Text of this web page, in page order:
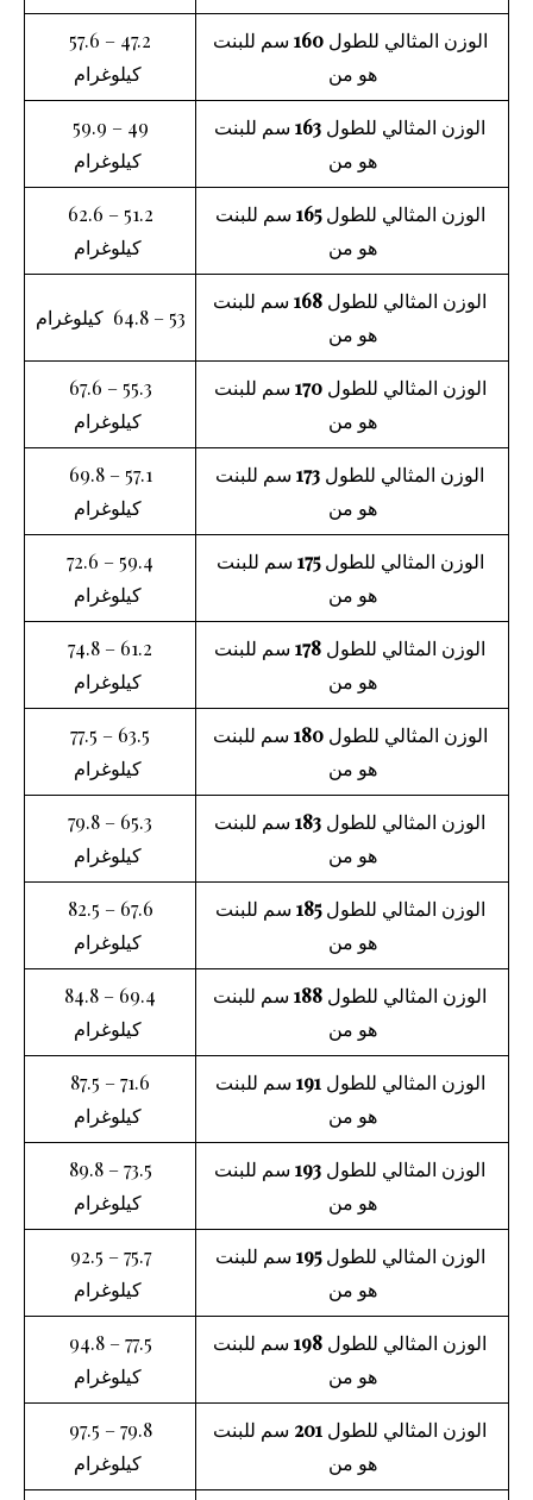
الوزن المثالي للطول160 سم للبنت
هو من
47.2 – 57.6
كيلوغرام
الوزن المثالي للطول 163 سم للبنت
هو من
49 – 59.9
كيلوغرام
الوزن المثالي للطول165 سم للبنت
هو من
51.2 – 62.6
كيلوغرام
الوزن المثالي للطول 168 سم للبنت
هو من
53 – 64.8 كيلوغرام
الوزن المثالي للطول170 سم للبنت
هو من
55.3 – 67.6
كيلوغرام
الوزن المثالي للطول 173 سم للبنت
هو من
57.1 – 69.8
كيلوغرام
الوزن المثالي للطول175 سم للبنت
هو من
59.4 – 72.6
كيلوغرام
الوزن المثالي للطول 178 سم للبنت
هو من
61.2 – 74.8
كيلوغرام
الوزن المثالي للطول180 سم للبنت
هو من
63.5 – 77.5
كيلوغرام
الوزن المثالي للطول 183 سم للبنت
هو من
65.3 – 79.8
كيلوغرام
الوزن المثالي للطول185 سم للبنت
هو من
67.6 – 82.5
كيلوغرام
الوزن المثالي للطول 188 سم للبنت
هو من
69.4 – 84.8
كيلوغرام
الوزن المثالي للطول 191 سم للبنت
هو من
71.6 – 87.5
كيلوغرام
الوزن المثالي للطول 193 سم للبنت
هو من
73.5 – 89.8
كيلوغرام
الوزن المثالي للطول195 سم للبنت
هو من
75.7 – 92.5
كيلوغرام
الوزن المثالي للطول 198 سم للبنت
هو من
77.5 – 94.8
كيلوغرام
الوزن المثالي للطول 201 سم للبنت
هو من
79.8 – 97.5
كيلوغرام